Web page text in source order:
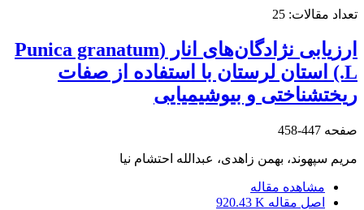
تعداد مقالات: 25
ارزیابی نژادگان‌های انار (Punica granatum
L.) استان لرستان با استفاده از صفات
ریختشناختی و بیوشیمیایی
صفحه 447-458
مریم سپهوند، بهمن زاهدی، عبدالله احتشام نیا
مشاهده مقاله
اصل مقاله 920.43 K